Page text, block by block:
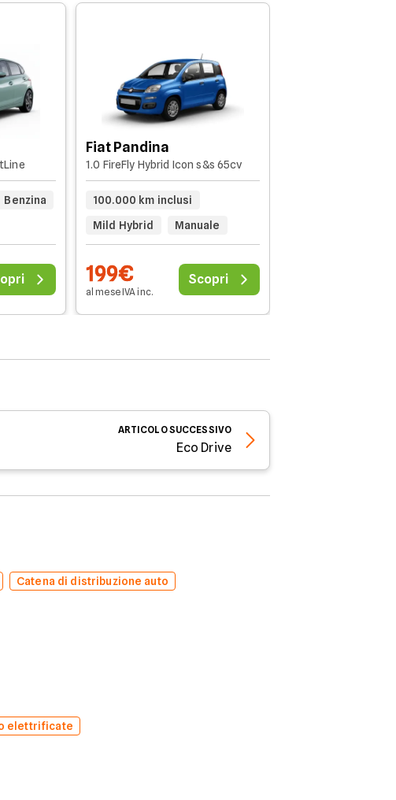
Benzina
Fiat Pandina
1.0 FireFly Hybrid Icon s&s 65cv
100.000 km inclusi
Mild Hybrid
Manuale
199€
al mese IVA inc.
Scopri
ARTICOLOSUCCESSIVO
Eco Drive
Catena di distribuzione auto
elettrificate